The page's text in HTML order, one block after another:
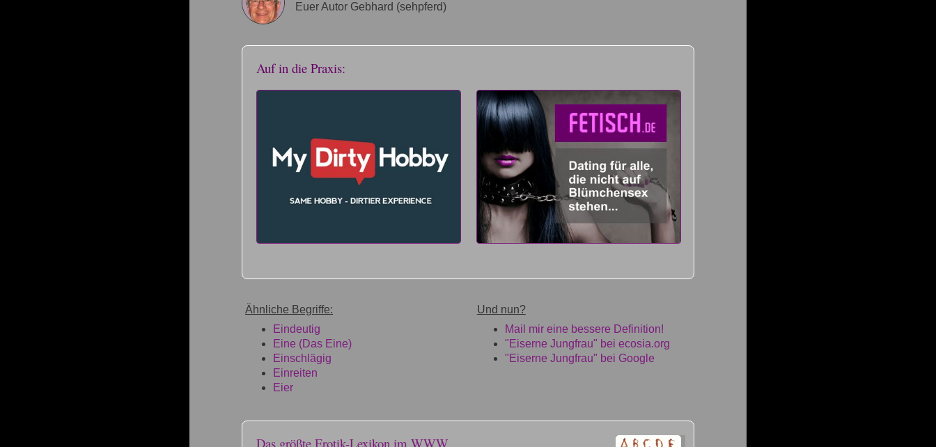
Euer Autor Gebhard (sehpferd)
Auf in die Praxis:
Ähnliche Begriffe:
Eindeutig
Eine (Das Eine)
Einschlägig
Einreiten
Eier
Und nun?
Mail mir eine bessere Definition!
"Eiserne Jungfrau" bei ecosia.org
"Eiserne Jungfrau" bei Google
Das größte Erotik-Lexikon im WWW